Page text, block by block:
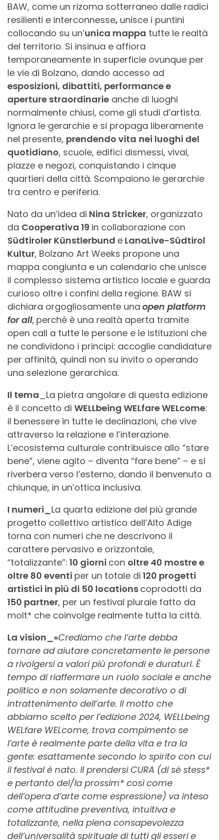
BAW, come un rizoma sotterraneo dalle radici
resilienti e interconnesse, unisce i puntini
collocando su un’unica mappa tutte le realtà
del territorio. Si insinua e affiora
temporaneamente in superficie ovunque per
le vie di Bolzano, dando accesso ad
esposizioni, dibattiti, performance e
aperture straordinarie anche di luoghi
normalmente chiusi, come gli studi d’artista.
Ignora le gerarchie e si propaga liberamente
nel presente, prendendo vita nei luoghi del
quotidiano, scuole, edifici dismessi, vivai,
piazze e negozi, conquistando i cinque
quartieri della città. Scompaiono le gerarchie
tra centro e periferia.
Nato da un’idea di Nina Stricker, organizzato
da Cooperativa 19 in collaborazione con
Südtiroler Künstlerbund e LanaLive-Südtirol
Kultur, Bolzano Art Weeks propone una
mappa congiunta e un calendario che unisce
il complesso sistema artistico locale e guarda
curioso oltre i confini della regione. BAW si
dichiara orgogliosamente una open platform
for all, perché è una realtà aperta tramite
open call a tutte le persone e le istituzioni che
ne condividono i principi: accoglie candidature
per affinità, quindi non su invito o operando
una selezione gerarchica.
Il tema_La pietra angolare di questa edizione
è il concetto di WELLbeing WELfare WELcome:
il benessere in tutte le declinazioni, che vive
attraverso la relazione e l’interazione.
L’ecosistema culturale contribuisce allo “stare
bene”, viene agito – diventa “fare bene” – e si
riverbera verso l’esterno, dando il benvenuto a
chiunque, in un’ottica inclusiva.
I numeri_La quarta edizione del più grande
progetto collettivo artistico dell’Alto Adige
torna con numeri che ne descrivono il
carattere pervasivo e orizzontale,
“totalizzante”: 10 giorni con oltre 40 mostre e
oltre 80 eventi per un totale di 120 progetti
artistici in più di 50 locations coprodotti da
150 partner, per un festival plurale fatto da
molt* che coinvolge realmente tutta la città.
La vision_«Crediamo che l’arte debba
tornare ad aiutare concretamente le persone
a rivolgersi a valori più profondi e duraturi. È
tempo di riaffermare un ruolo sociale e anche
politico e non solamente decorativo o di
intrattenimento dell’arte. Il motto che
abbiamo scelto per l’edizione 2024, WELLbeing
WELfare WELcome, trova compimento se
l’arte è realmente parte della vita e tra la
gente: esattamente secondo lo spirito con cui
il festival è nato. Il prendersi CURA (di sé stess*
e pertanto del/la prossim* così come
dell’opera d’arte come espressione) va inteso
come attitudine preventiva, intuitiva e
totalizzante, nella piena consapevolezza
dell’universalità spirituale di tutti gli esseri e